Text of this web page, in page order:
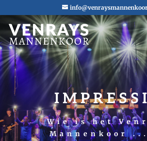
Wie is het
Mannenkoor